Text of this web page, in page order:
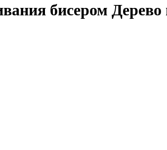
бисером Дерево